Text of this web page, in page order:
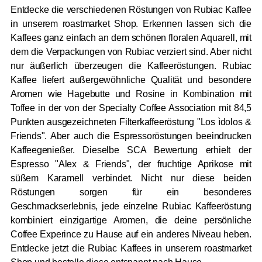
Entdecke die verschiedenen Röstungen von Rubiac Kaffee
in unserem roastmarket Shop. Erkennen lassen sich die
Kaffees ganz einfach an dem schönen floralen Aquarell, mit
dem die Verpackungen von Rubiac verziert sind. Aber nicht
nur äußerlich überzeugen die Kaffeeröstungen. Rubiac
Kaffee liefert außergewöhnliche Qualität und besondere
Aromen wie Hagebutte und Rosine in Kombination mit
Toffee in der von der Specialty Coffee Association mit 84,5
Punkten ausgezeichneten Filterkaffeeröstung "Los ìdolos &
Friends". Aber auch die Espressoröstungen beeindrucken
Kaffeegenießer. Dieselbe SCA Bewertung erhielt der
Espresso "Alex & Friends", der fruchtige Aprikose mit
süßem Karamell verbindet. Nicht nur diese beiden
Röstungen sorgen für ein besonderes
Geschmackserlebnis, jede einzelne Rubiac Kaffeeröstung
kombiniert einzigartige Aromen, die deine persönliche
Coffee Experince zu Hause auf ein anderes Niveau heben.
Entdecke jetzt die Rubiac Kaffees in unserem roastmarket